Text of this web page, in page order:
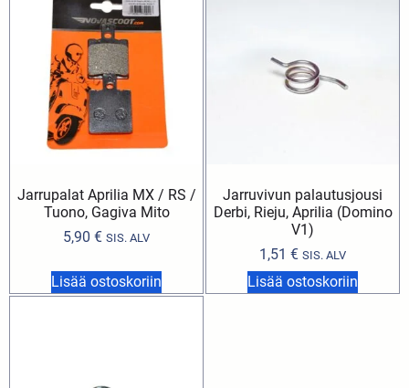
Jarrupalat Aprilia MX / RS /
Tuono, Gagiva Mito
5,90 € SIS. ALV
Lisää ostoskoriin
Jarruvivun palautusjousi
Derbi, Rieju, Aprilia (Domino
V1)
1,51 € SIS. ALV
Lisää ostoskoriin